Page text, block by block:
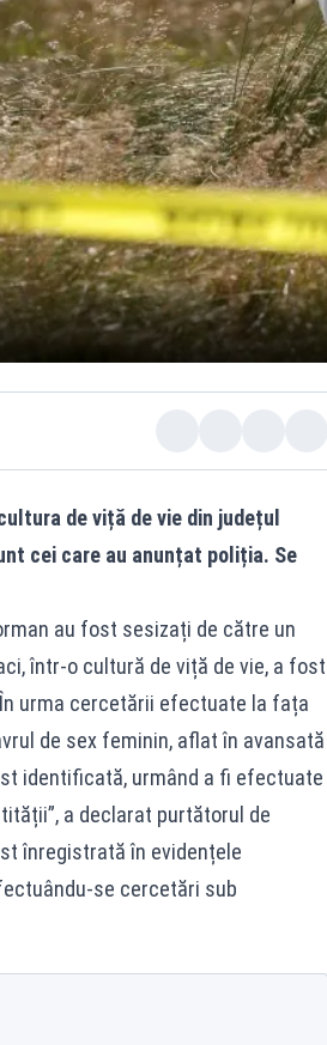
de viță de vie din județul
cei care au anunțat poliția. Se
au fost sesizați de către un
într-o cultură de viță de vie, a fost
urma cercetării efectuate la fața
de sex feminin, aflat în avansată
identificată, urmând a fi efectuate
a declarat purtătorul de
înregistrată în evidențele
se cercetări sub